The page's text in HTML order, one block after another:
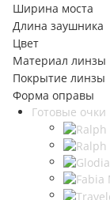
Ширина моста
Длина заушника
Цвет
Материал линзы
Покрытие линзы
Форма оправы
Готовые очки